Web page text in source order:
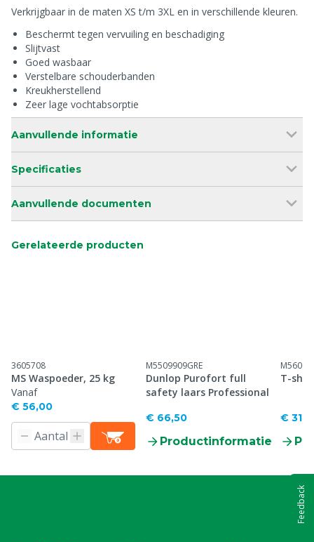
Verkrijgbaar in de maten XS t/m 3XL en in verschillende kleuren.
Beschermt tegen vervuiling en beschadiging
Slijtvast
Goed wasbaar
Verstelbare schouderbanden
Kreukherstellend
Zeer lage vochtabsorptie
Aanvullende informatie
Specificaties
Aanvullende documenten
Gerelateerde producten
3605708
MS Waspoeder, 25 kg
Vanaf
€ 56,00
M5509909GRE
Dunlop Purofort full
safety laars Professional
€ 66,50
Productinformatie
T-
€
Feedback